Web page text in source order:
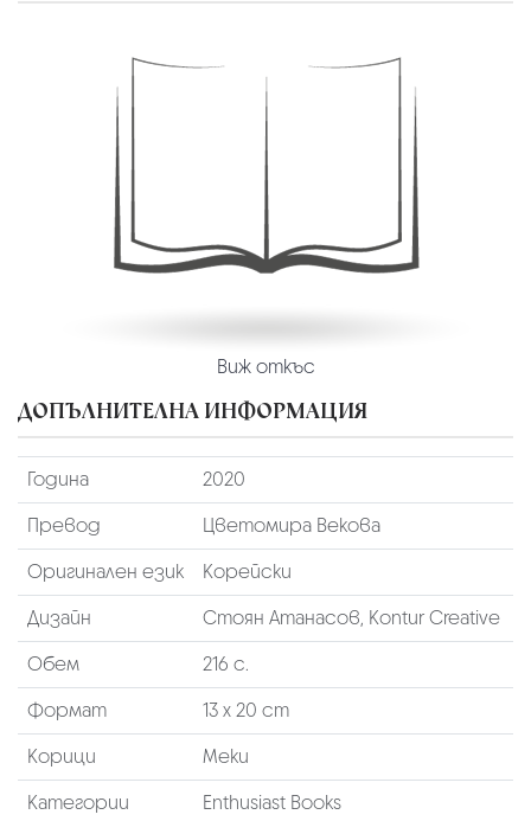
Виж откъс
ДОПЪЛНИТЕЛНА ИНФОРМАЦИЯ
Година
2020
Превод
Цветомира Векова
Оригинален език
Корейски
Дизайн
Стоян Атанасов, Kontur Creative
Обем
216 с.
Формат
13 х 20 cm
Корици
Меки
Категории
Enthusiast Books